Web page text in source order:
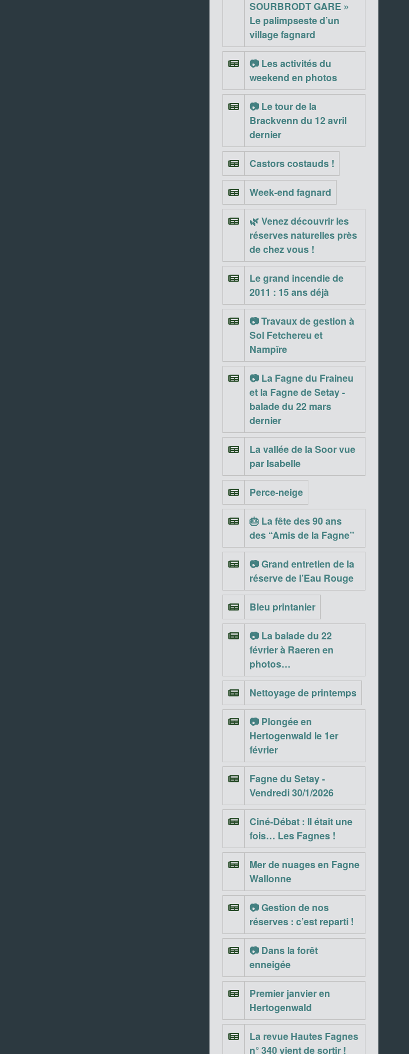
SOURBRODT GARE »
Le palimpseste d’un
village fagnard
📷 Les activités du
weekend en photos
📷 Le tour de la
Brackvenn du 12 avril
dernier
Castors costauds !
Week-end fagnard
🌿 Venez découvrir les
réserves naturelles près
de chez vous !
Le grand incendie de
2011 : 15 ans déjà
📷 Travaux de gestion à
Sol Fetchereu et
Nampîre
📷 La Fagne du Fraineu
et la Fagne de Setay -
balade du 22 mars
dernier
La vallée de la Soor vue
par Isabelle
Perce-neige
🎂 La fête des 90 ans
des “Amis de la Fagne”
📷 Grand entretien de la
réserve de l’Eau Rouge
Bleu printanier
📷 La balade du 22
février à Raeren en
photos…
Nettoyage de printemps
📷 Plongée en
Hertogenwald le 1er
février
Fagne du Setay -
Vendredi 30/1/2026
Ciné-Débat : Il était une
fois… Les Fagnes !
Mer de nuages en Fagne
Wallonne
📷 Gestion de nos
réserves : c’est reparti !
📷 Dans la forêt
enneigée
Premier janvier en
Hertogenwald
La revue Hautes Fagnes
n° 340 vient de sortir !